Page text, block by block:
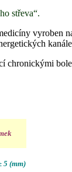
střeva“.
vyroben
5 (mm)